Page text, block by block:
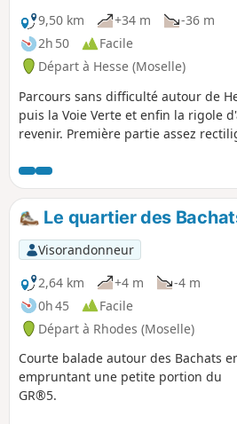
9,50 km
+34 m
-36 m
2h 50
Facile
Départ à Hesse (Moselle)
Parcours sans difficulté autour de
puis la Voie Verte et enfin la rigole
revenir. Première partie assez
Le quartier des
Visorandonneur
2,64 km
+4 m
-4 m
0h 45
Facile
Départ à Rhodes (Moselle)
Courte balade autour des Bachats
empruntant une petite portion du
GR®5.